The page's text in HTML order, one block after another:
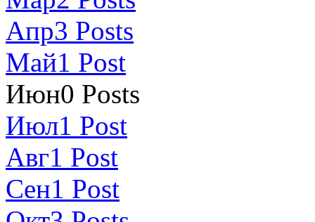
Апр3 Posts
Май1 Post
Июн0 Posts
Июл1 Post
Авг1 Post
Сен1 Post